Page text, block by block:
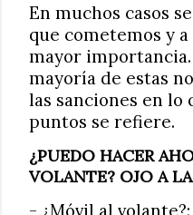
En muchos casos
que cometemos y
mayor
mayoría de estas
las sanciones en lo
puntos se refiere.
¿PUEDO HACER
VOLANTE? OJO A
- ¿Móvil al